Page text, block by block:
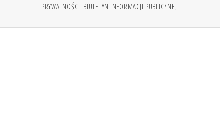
PRYWATNOŚCI BIULETYN INFORMACJI PUBLICZNEJ